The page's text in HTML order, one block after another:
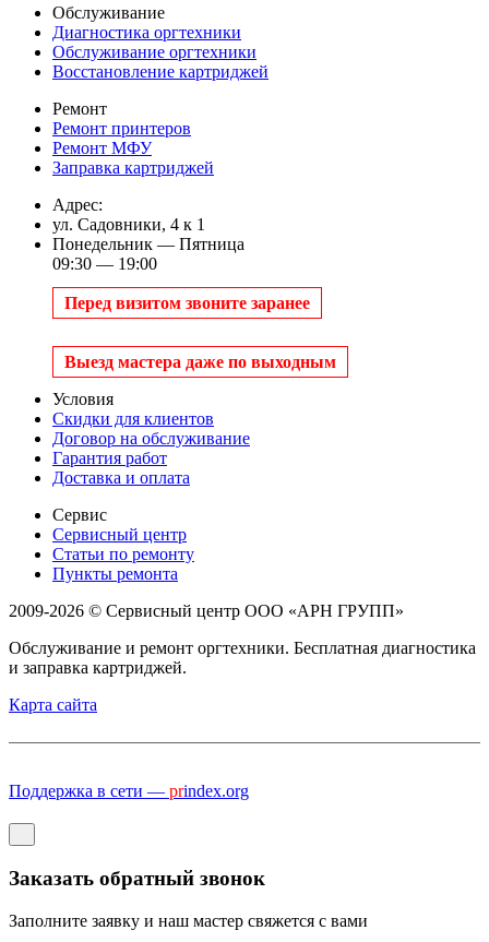
Обслуживание
Диагностика оргтехники
Обслуживание оргтехники
Восстановление картриджей
Ремонт
Ремонт принтеров
Ремонт МФУ
Заправка картриджей
Адрес:
ул. Садовники, 4 к 1
Понедельник — Пятница
09:30 — 19:00
Перед визитом звоните заранее
Выезд мастера даже по выходным
Условия
Скидки для клиентов
Договор на обслуживание
Гарантия работ
Доставка и оплата
Сервис
Сервисный центр
Статьи по ремонту
Пункты ремонта
2009-2026 © Сервисный центр ООО «АРН ГРУПП»
Обслуживание и ремонт оргтехники. Бесплатная диагностика
и заправка картриджей.
Карта сайта
Поддержка в сети — prindex.org
Заказать обратный звонок
Заполните заявку и наш мастер свяжется с вами